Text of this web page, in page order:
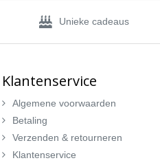
Unieke cadeaus
Klantenservice
Algemene voorwaarden
Betaling
Verzenden & retourneren
Klantenservice